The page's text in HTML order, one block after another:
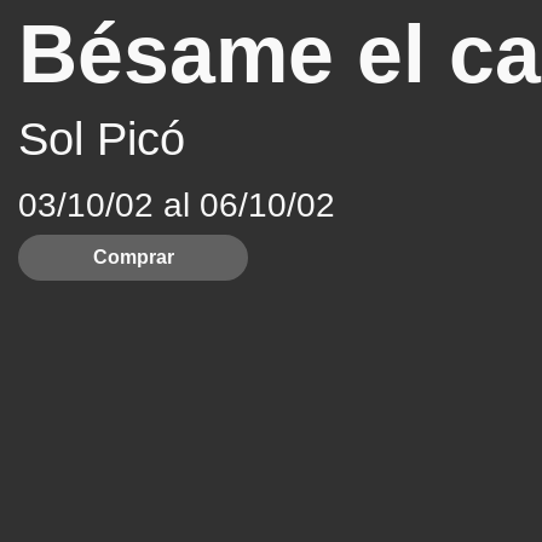
Bésame el
Sol Picó
03/10/02 al 06/10/02
Comprar